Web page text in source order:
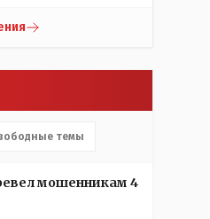
Кто звонил? От кого
темы
мошенникам 4